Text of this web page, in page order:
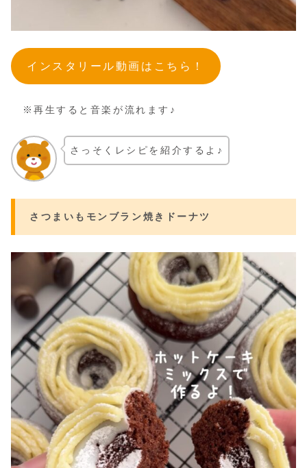
インスタリール動画はこちら！
※再生すると音楽が流れます♪
さっそくレシピを紹介するよ♪
さつまいもモンブラン焼きドーナツ